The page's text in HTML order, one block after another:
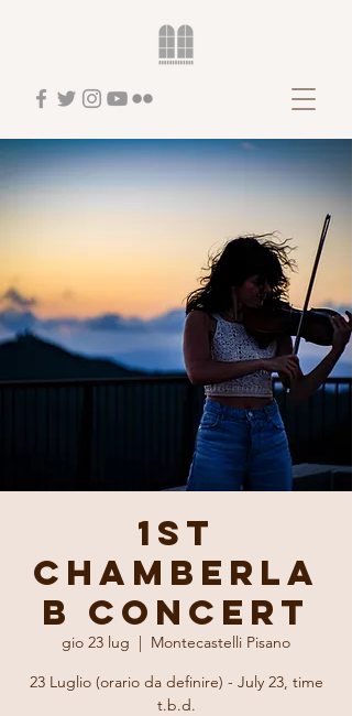
1st
Chamberla
b CONCERT
gio 23 lug
  |
Montecastelli Pisano
23 Luglio (orario da definire) - July 23, time
t.b.d.